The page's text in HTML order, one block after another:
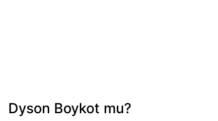
Kim?
Dyson Boykot mu?